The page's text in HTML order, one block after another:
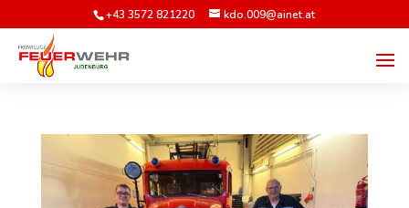
+43 3572 821220 kdo.009@ainet.at